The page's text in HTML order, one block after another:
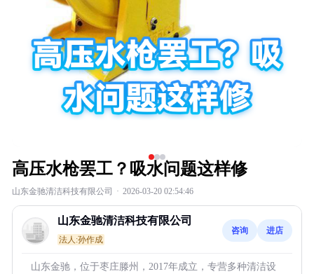
高压水枪罢工？吸水问题这样修
山东金驰清洁科技有限公司 · 2026-03-20 02:54:46
山东金驰清洁科技有限公司
法人:孙作成
咨询 进店
山东金驰，位于枣庄滕州，2017年成立，专营多种清洁设